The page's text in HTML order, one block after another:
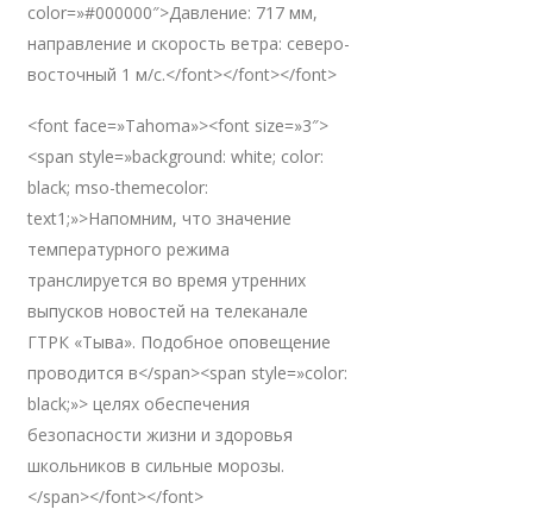
color=»#000000″>Давление: 717 мм,
направление и скорость ветра: северо-
восточный 1 м/с.</font></font></font>
<font face=»Tahoma»><font size=»3″>
<span style=»background: white; color:
black; mso-themecolor:
text1;»>Напомним, что значение
температурного режима
транслируется во время утренних
выпусков новостей на телеканале
ГТРК «Тыва». Подобное оповещение
проводится в</span><span style=»color:
black;»> целях обеспечения
безопасности жизни и здоровья
школьников в сильные морозы.
</span></font></font>